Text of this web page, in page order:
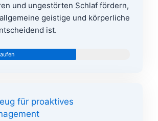
und ungestörten Schlaf fördern,
geistige und körperliche
ist.
für proaktives